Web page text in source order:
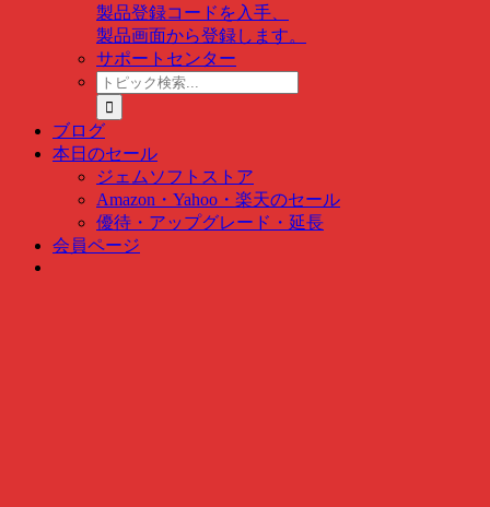
製品登録コードを入手、
製品画面から登録します。
サポートセンター
ト
ピ
ッ
ク
検
索
…
ブログ
本日のセール
ジェムソフトストア
Amazon・Yahoo・楽天のセール
優待・アップグレード・延長
会員ページ